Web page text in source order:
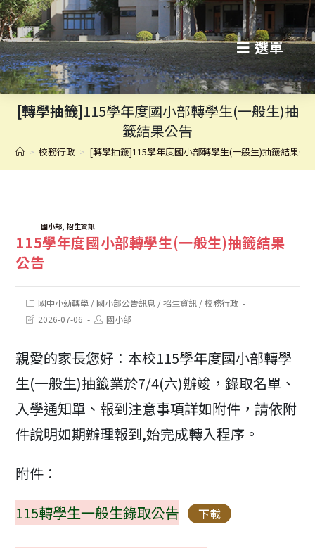
跳
轉
至
主
選單
[轉學抽籤]115學年度國小部轉學生(一般生)抽
籤結果公告
> 校務行政 > [轉學抽籤]115學年度國小部轉學生(一般生)抽籤結果公
TAGS:國小部, 招生資訊
115學年度國小部轉學生(一般生)抽籤結果
公告
Post
category:
國中小幼轉學 / 國小部公告訊息 / 招生資訊 / 校務行政
Post2026-07-06
Post國小部
親愛的家長您好：本校115學年度國小部轉學
生(一般生)抽籤業於7/4(六)辦竣，錄取名單、
入學通知單、報到注意事項詳如附件，請依附
件說明如期辦理報到,始完成轉入程序。
附件：
115轉學生一般生錄取公告
下載